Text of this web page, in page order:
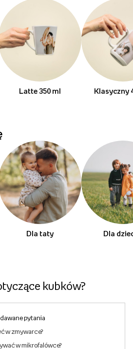
Latte 350 ml Klasyczny
Dla taty Dla
kubków?
pytania
w zmywarce?
w mikrofalówce?